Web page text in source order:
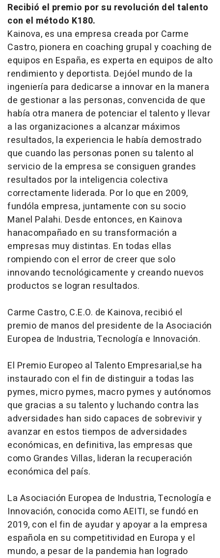
Recibió el premio por su revolución del talento
con el método K180.
Kainova, es una empresa creada por Carme
Castro, pionera en coaching grupal y coaching de
equipos en España, es experta en equipos de alto
rendimiento y deportista. Dejóel mundo de la
ingeniería para dedicarse a innovar en la manera
de gestionar a las personas, convencida de que
había otra manera de potenciar el talento y llevar
a las organizaciones a alcanzar máximos
resultados, la experiencia le había demostrado
que cuando las personas ponen su talento al
servicio de la empresa se consiguen grandes
resultados por la inteligencia colectiva
correctamente liderada. Por lo que en 2009,
fundóla empresa, juntamente con su socio
Manel Palahi. Desde entonces, en Kainova
hanacompañado en su transformación a
empresas muy distintas. En todas ellas
rompiendo con el error de creer que solo
innovando tecnológicamente y creando nuevos
productos se logran resultados.
Carme Castro, C.E.O. de Kainova, recibió el
premio de manos del presidente de la Asociación
Europea de Industria, Tecnología e Innovación.
El Premio Europeo al Talento Empresarial,se ha
instaurado con el fin de distinguir a todas las
pymes, micro pymes, macro pymes y autónomos
que gracias a su talento y luchando contra las
adversidades han sido capaces de sobrevivir y
avanzar en estos tiempos de adversidades
económicas, en definitiva, las empresas que
como Grandes Villas, lideran la recuperación
económica del país.
La Asociación Europea de Industria, Tecnología e
Innovación, conocida como AEITI, se fundó en
2019, con el fin de ayudar y apoyar a la empresa
española en su competitividad en Europa y el
mundo, a pesar de la pandemia han logrado